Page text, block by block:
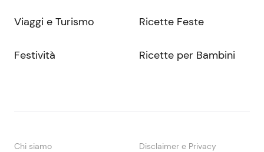
Viaggi e Turismo
Festività
Ricette Feste
Ricette per Bambini
Chi siamo Disclaimer e Privacy